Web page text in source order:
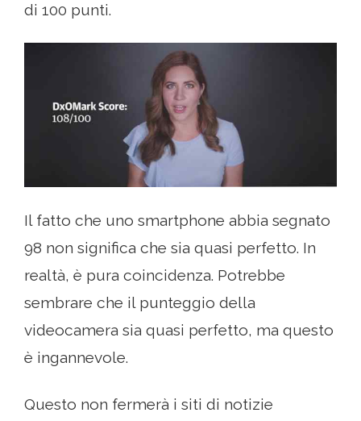
di 100 punti.
Il fatto che uno smartphone abbia segnato
98 non significa che sia quasi perfetto. In
realtà, è pura coincidenza. Potrebbe
sembrare che il punteggio della
videocamera sia quasi perfetto, ma questo
è ingannevole.
Questo non fermerà i siti di notizie